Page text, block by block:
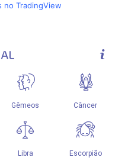
no TradingView